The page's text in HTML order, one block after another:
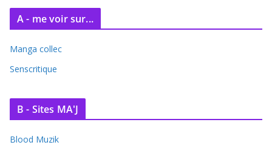
A - me voir sur...
Manga collec
Senscritique
B - Sites MA'J
Blood Muzik